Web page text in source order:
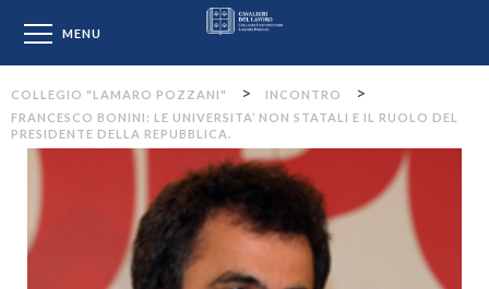
MENU
COLLEGIO "LAMARO POZZANI" > INCONTRO >
FRANCESCO BONINI: LE UNIVERSITA’ NON STATALI E IL RUOLO DEL
PRESIDENTE DELLA REPUBBLICA.